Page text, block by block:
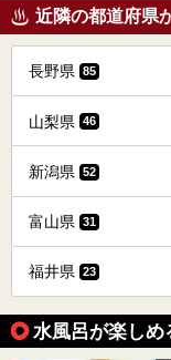
近隣の都道府県
長野県 85
山梨県 46
新潟県 52
富山県 31
福井県 23
水風呂が楽しめ